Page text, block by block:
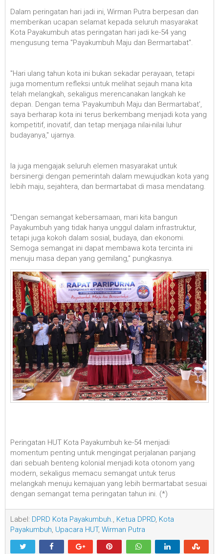
Dalam peringatan hari jadi ini, Wirman Putra berpesan dan
memberikan ucapan selamat kepada seluruh masyarakat
Kota Payakumbuh atas peringatan hari jadi ke-54 yang
mengusung tema "Payakumbuh Maju dan Bermartabat".
"Hari ulang tahun kota ini bukan sekadar perayaan, tetapi
juga momentum refleksi untuk melihat sejauh mana kita
telah melangkah, sekaligus merencanakan langkah ke
depan. Dengan tema 'Payakumbuh Maju dan Bermartabat',
saya berharap kota ini terus berkembang menjadi kota yang
kompetitif, inovatif, dan tetap menjaga nilai-nilai luhur
budayanya," ujarnya.
Ia juga mengajak seluruh elemen masyarakat untuk
bersinergi dengan pemerintah dalam mewujudkan kota yang
lebih maju, sejahtera, dan bermartabat di masa mendatang.
"Dengan semangat kebersamaan, mari kita bangun
Payakumbuh yang tidak hanya unggul dalam infrastruktur,
tetapi juga kokoh dalam sosial, budaya, dan ekonomi.
Semoga semangat ini dapat membawa kota tercinta ini
menuju masa depan yang gemilang," pungkasnya.
Peringatan HUT Kota Payakumbuh ke-54 menjadi
momentum penting untuk mengingat perjalanan panjang
dari sebuah benteng kolonial menjadi kota otonom yang
modern, sekaligus memacu semangat untuk terus
melangkah menuju kemajuan yang lebih bermartabat sesuai
dengan semangat tema peringatan tahun ini. (*)
Label: DPRD Kota Payakumbuh., Ketua DPRD, Kota
Payakumbuh, Upacara HUT, Wirman Putra